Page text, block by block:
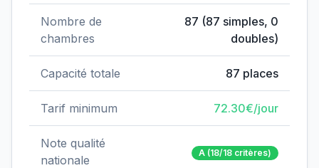
Nombre de
chambres
87 (87 simples, 0
doubles)
Capacité totale 87 places
Tarif minimum 72.30€/jour
Note qualité
nationale
A (18/18 critères)